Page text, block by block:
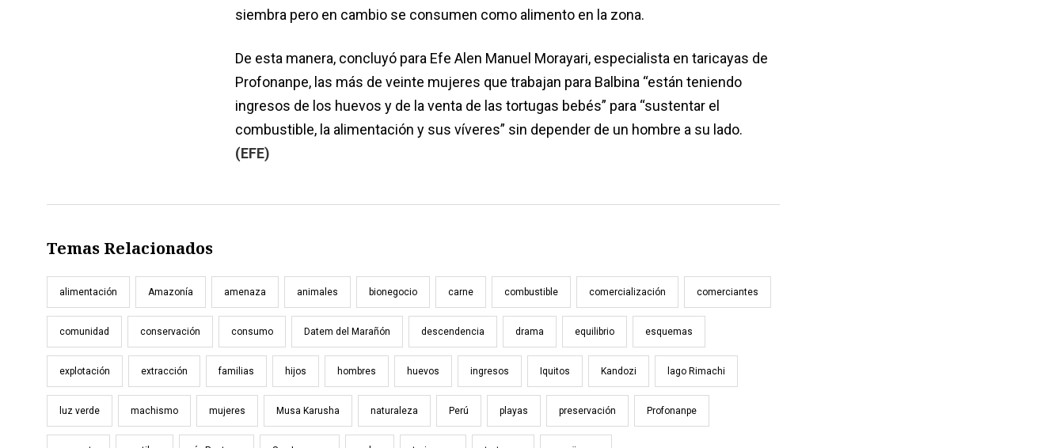
siembra pero en cambio se consumen como alimento en la zona.
De esta manera, concluyó para Efe Alen Manuel Morayari, especialista en taricayas de
Profonanpe, las más de veinte mujeres que trabajan para Balbina “están teniendo
ingresos de los huevos y de la venta de las tortugas bebés” para “sustentar el
combustible, la alimentación y sus víveres” sin depender de un hombre a su lado.
(EFE)
Temas Relacionados
alimentación Amazonía amenaza animales bionegocio carne combustible comercialización comerciantes
comunidad conservación consumo Datem del Marañón descendencia drama equilibrio esquemas
explotación extracción familias hijos hombres huevos ingresos Iquitos Kandozi lago Rimachi
luz verde machismo mujeres Musa Karusha naturaleza Perú playas preservación Profonanpe